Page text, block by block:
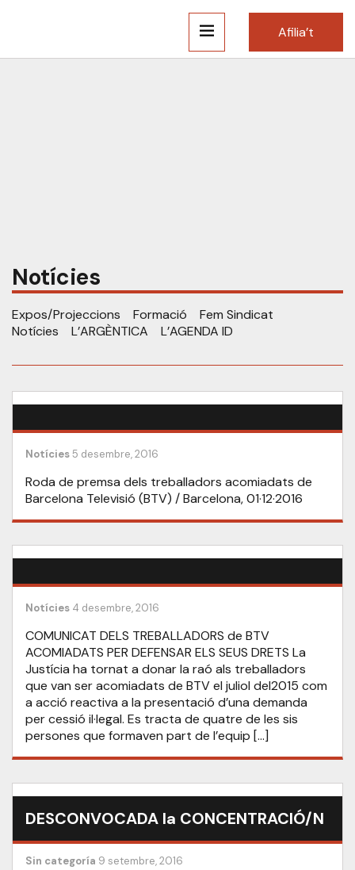
Afilia’t
Notícies
Expos/Projeccions Formació
Fem Sindicat
Notícies
L’ARGÈNTICA L’AGENDA ID
Notícies5 desembre, 2016
Roda de premsa dels treballadors acomiadats de
Barcelona Televisió (BTV) / Barcelona, 01·12·2016
Notícies 4 desembre, 2016
COMUNICAT DELS TREBALLADORS de BTV
ACOMIADATS PER DEFENSAR ELS SEUS DRETS La
Justícia ha tornat a donar la raó als treballadors
que van ser acomiadats de BTV el juliol del2015 com
a acció reactiva a la presentació d’una demanda
per cessió il·legal. Es tracta de quatre de les sis
persones que formaven part de l’equip […]
DESCONVOCADA la CONCENTRACIÓ/N
Sin categoría 9 setembre, 2016